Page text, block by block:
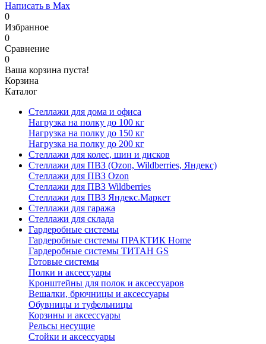
Написать в Max
0
Избранное
0
Сравнение
0
Ваша корзина пуста!
Корзина
Каталог
Стеллажи для дома и офиса
Нагрузка на полку до 100 кг
Нагрузка на полку до 150 кг
Нагрузка на полку до 200 кг
Стеллажи для колес, шин и дисков
Стеллажи для ПВЗ (Ozon, Wildberries, Яндекс)
Стеллажи для ПВЗ Ozon
Стеллажи для ПВЗ Wildberries
Стеллажи для ПВЗ Яндекс.Маркет
Стеллажи для гаража
Стеллажи для склада
Гардеробные системы
Гардеробные системы ПРАКТИК Home
Гардеробные системы ТИТАН GS
Готовые системы
Полки и аксессуары
Кронштейны для полок и аксессуаров
Вешалки, брючницы и аксессуары
Обувницы и туфельницы
Корзины и аксессуары
Рельсы несущие
Стойки и аксессуары